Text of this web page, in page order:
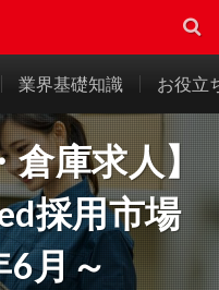
業界基礎知識 お役立
庫求人】
採用市場
月～